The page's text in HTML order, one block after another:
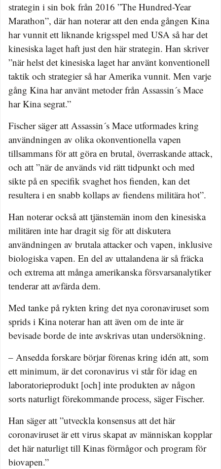
strategin i sin bok från 2016 ”The Hundred-Year
Marathon”, där han noterar att den enda gången Kina
har vunnit ett liknande krigsspel med USA så har det
kinesiska laget haft just den här strategin. Han skriver
”när helst det kinesiska laget har använt konventionell
taktik och strategier så har Amerika vunnit. Men varje
gång Kina har använt metoder från Assassin´s Mace
har Kina segrat.”
Fischer säger att Assassin´s Mace utformades kring
användningen av olika okonventionella vapen
tillsammans för att göra en brutal, överraskande attack,
och att ”när de används vid rätt tidpunkt och med
sikte på en specifik svaghet hos fienden, kan det
resultera i en snabb kollaps av fiendens militära hot”.
Han noterar också att tjänstemän inom den kinesiska
militären inte har dragit sig för att diskutera
användningen av brutala attacker och vapen, inklusive
biologiska vapen. En del av uttalandena är så fräcka
och extrema att många amerikanska försvarsanalytiker
tenderar att avfärda dem.
Med tanke på rykten kring det nya coronaviruset som
sprids i Kina noterar han att även om de inte är
bevisade borde de inte avskrivas utan undersökning.
– Ansedda forskare börjar förenas kring idén att, som
ett minimum, är det coronavirus vi står för idag en
laboratorieprodukt [och] inte produkten av någon
sorts naturligt förekommande process, säger Fischer.
Han säger att ”utveckla konsensus att det här
coronaviruset är ett virus skapat av människan kopplar
det här naturligt till Kinas förmågor och program för
biovapen.”